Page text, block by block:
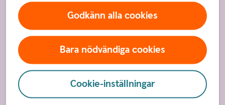
Godkänn alla cookies
Bara nödvändiga cookies
Cookie-inställningar
Sidfot
Hitta snabbt
Kundservice
Spärrhjälp
Hitta bankkontor
Bli kund